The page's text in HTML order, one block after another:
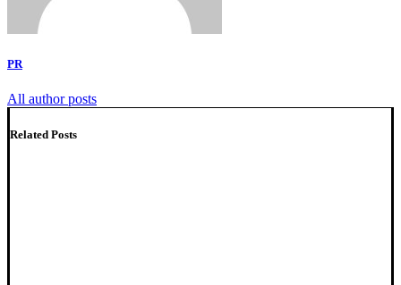
PR
All author posts
Related Posts